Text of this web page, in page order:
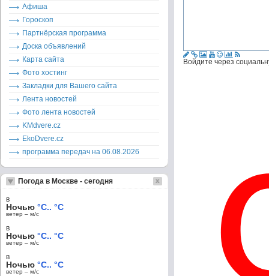
Войдите через
Афиша
Гороскоп
Партнёрская программа
Доска объявлений
Карта сайта
Фото хостинг
Закладки для Вашего сайта
Лента новостей
Фото лента новостей
KMdvere.cz
EkoDvere.cz
программа передач на 06.08.2026
Погода в Москве - сегодня
в
Ночью °C.. °C
ветер – м/c
в
Ночью °C.. °C
ветер – м/c
в
Ночью °C.. °C
ветер – м/c